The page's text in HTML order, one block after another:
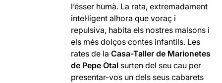
l’ésser humà. La rata, extremadament
intel·ligent alhora que voraç i
repulsiva, habita els nostres malsons i
els més dolços contes infantils. Les
rates de laCasa-Taller de Marionetes
de Pepe Otal surten del seu cau per
presentar-vos un dels seus cabarets